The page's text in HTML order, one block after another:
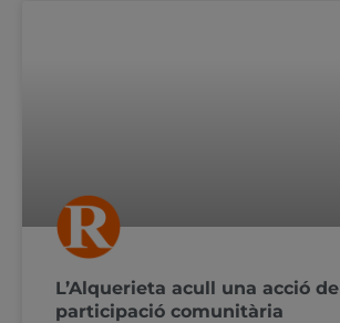
L’Alquerieta acull una acció de
participació comunitària